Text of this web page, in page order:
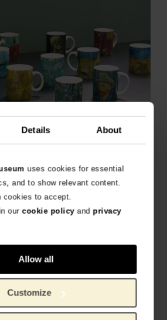
Details About
uses cookies for essential
and to show relevant content.
cookies to accept.
ourcookie policyand privacy
Allow all
Customize
Tazas